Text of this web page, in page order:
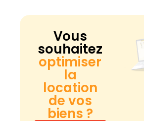
Vous
souhaitez
optimiser
la
location
de vos
biens ?